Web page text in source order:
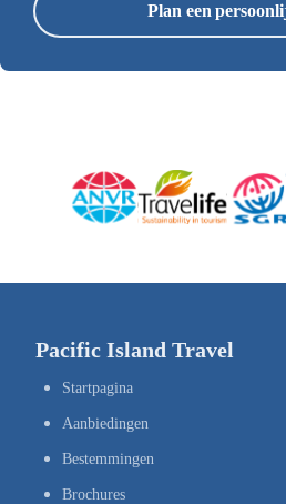
Plan een
Pacific Island Travel
Startpagina
Aanbiedingen
Bestemmingen
Brochures